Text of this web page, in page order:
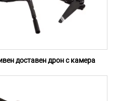
доставен дрон с камера